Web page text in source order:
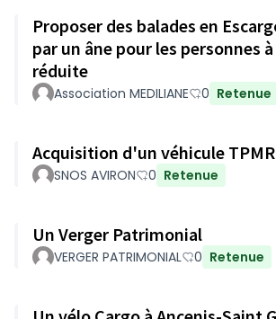
Proposer des balades en
par un âne pour les personnes
réduite
Association MEDILIANE 0 Retenue
Acquisition d'un véhicule TPMR
SNOS AVIRON 0 Retenue
Un Verger Patrimonial
VERGER PATRIMONIAL 0 Retenue